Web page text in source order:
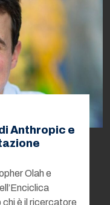
Anthropic e
Olah e
è il ricercatore